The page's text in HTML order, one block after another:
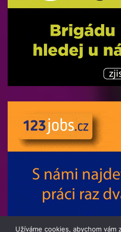
Užíváme cookies, abychom vám